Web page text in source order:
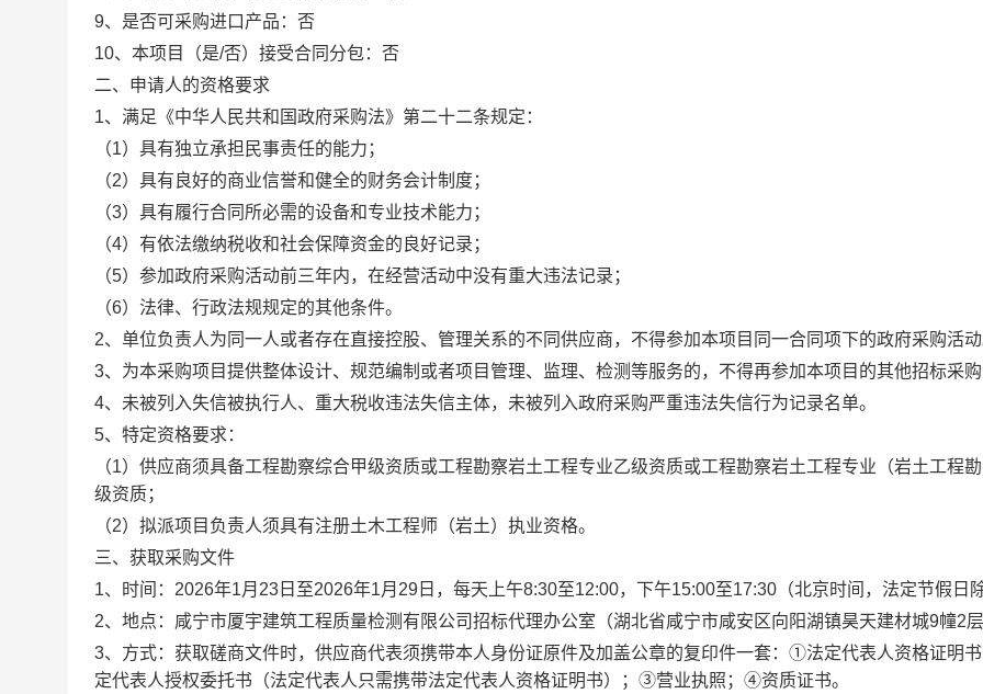
9、是否可采购进口产品：否
10、本项目（是/否）接受合同分包：否
二、申请人的资格要求
1、满足《中华人民共和国政府采购法》第二十二条规定：
（1）具有独立承担民事责任的能力；
（2）具有良好的商业信誉和健全的财务会计制度；
（3）具有履行合同所必需的设备和专业技术能力；
（4）有依法缴纳税收和社会保障资金的良好记录；
（5）参加政府采购活动前三年内，在经营活动中没有重大违法记录；
（6）法律、行政法规规定的其他条件。
2、单位负责人为同一人或者存在直接控股、管理关系的不同供应商，不得参加本项目同一合同项下的政府采购活
3、为本采购项目提供整体设计、规范编制或者项目管理、监理、检测等服务的，不得再参加本项目的其他招标采
4、 未被列入失信被执行人、重大税收违法失信主体，未被列入政府采购严重违法失信行为记录名单。
5、特定资格要求：
（1）供应商须具备工程勘察综合甲级资质或工程勘察岩土工程专业乙级资质或工程勘察岩土工程专业（岩土工程
级资质；
（2）拟派项目负责人须具有注册土木工程师（岩土）执业资格。
三、获取采购文件
1、时间： 2026年1月 23 日至2026年1月 29 日，每天上午8:30至12:00，下午15:00至17:30 （北京时间，法定节假日
2、地点： 咸宁市厦宇建筑工程质量检测有限公司招标代理办公室（湖北省咸宁市咸安区向阳湖镇昊天建材城9幢2
3、方式：获取磋商文件时，供应商代表须携带本人身份证原件及加盖公章的复印件一套：①法定代表人资格证明
定代表人授权委托书（法定代表人只需携带法定代表人资格证明书）；③营业执照 ； ④资质证书。